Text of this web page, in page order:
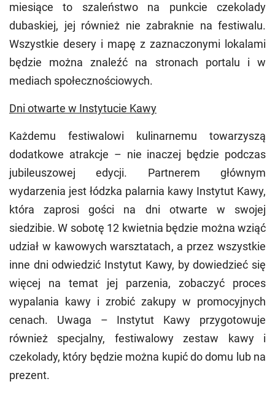
miesiące to szaleństwo na punkcie czekolady
dubaskiej, jej również nie zabraknie na festiwalu.
Wszystkie desery i mapę z zaznaczonymi lokalami
będzie można znaleźć na stronach portalu i w
mediach społecznościowych.
Dni otwarte w Instytucie Kawy
Każdemu festiwalowi kulinarnemu towarzyszą
dodatkowe atrakcje – nie inaczej będzie podczas
jubileuszowej edycji. Partnerem głównym
wydarzenia jest łódzka palarnia kawy Instytut Kawy,
która zaprosi gości na dni otwarte w swojej
siedzibie. W sobotę 12 kwietnia będzie można wziąć
udział w kawowych warsztatach, a przez wszystkie
inne dni odwiedzić Instytut Kawy, by dowiedzieć się
więcej na temat jej parzenia, zobaczyć proces
wypalania kawy i zrobić zakupy w promocyjnych
cenach. Uwaga – Instytut Kawy przygotowuje
również specjalny, festiwalowy zestaw kawy i
czekolady, który będzie można kupić do domu lub na
prezent.